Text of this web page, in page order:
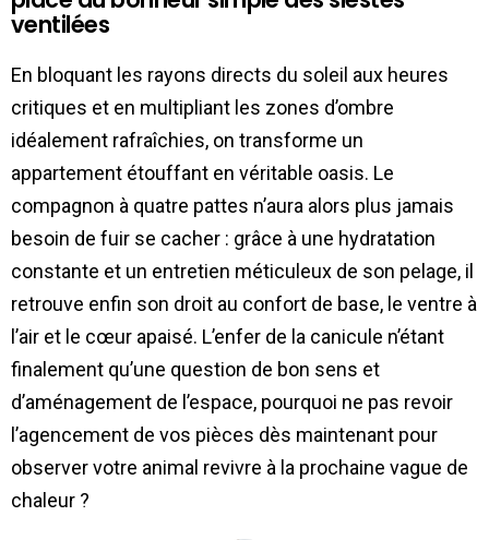
ventilées
En bloquant les rayons directs du soleil aux heures
critiques et en multipliant les zones d’ombre
idéalement rafraîchies, on transforme un
appartement étouffant en véritable oasis. Le
compagnon à quatre pattes n’aura alors plus jamais
besoin de fuir se cacher : grâce à une hydratation
constante et un entretien méticuleux de son pelage, il
retrouve enfin son droit au confort de base, le ventre à
l’air et le cœur apaisé. L’enfer de la canicule n’étant
finalement qu’une question de bon sens et
d’aménagement de l’espace, pourquoi ne pas revoir
l’agencement de vos pièces dès maintenant pour
observer votre animal revivre à la prochaine vague de
chaleur ?